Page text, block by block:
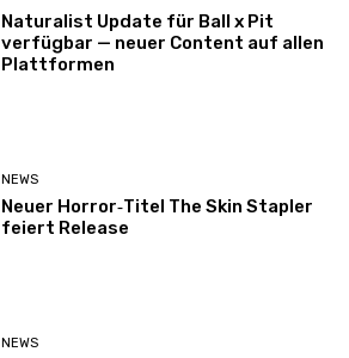
Naturalist Update für Ball x Pit
verfügbar — neuer Content auf allen
Plattformen
NEWS
Neuer Horror‑Titel The Skin Stapler
feiert Release
NEWS